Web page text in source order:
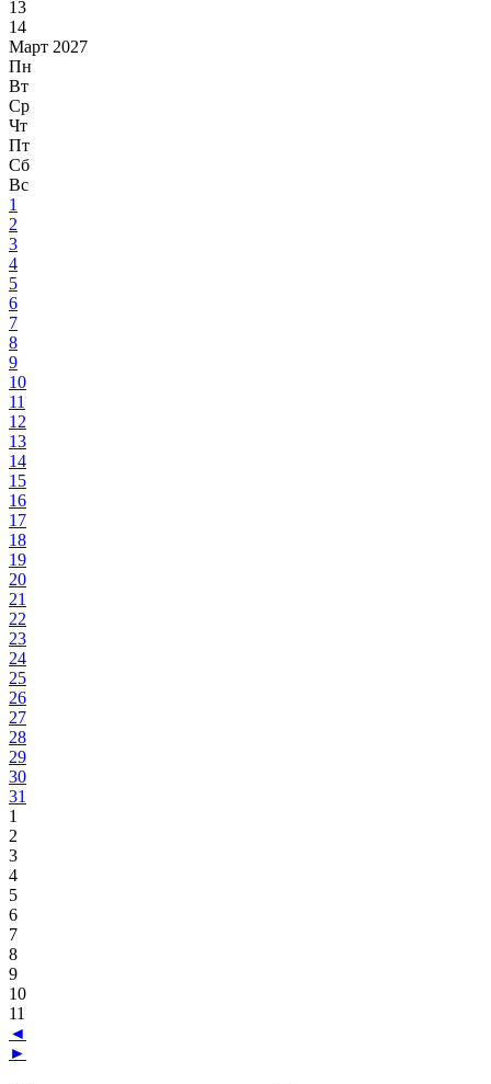
13
14
Март 2027
Пн
Вт
Ср
Чт
Пт
Сб
Вс
1
2
3
4
5
6
7
8
9
10
11
12
13
14
15
16
17
18
19
20
21
22
23
24
25
26
27
28
29
30
31
1
2
3
4
5
6
7
8
9
10
11
◄
►